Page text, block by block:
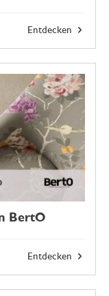
Entdecken
BertO
Entdecken